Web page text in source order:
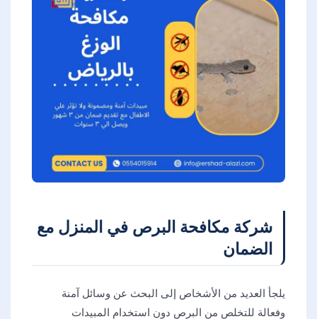
شركة مكافحة البرص في المنزل مع
الضمان
يلجأ العديد من الأشخاص إلى البحث عن وسائل آمنة
وفعالة للتخلص من البرص دون استخدام المبيدات